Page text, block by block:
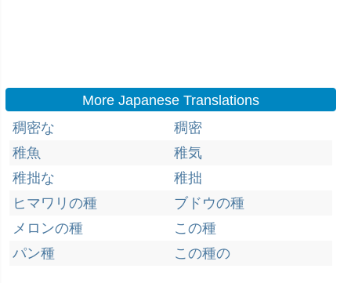
More Japanese Translations
稠密な
稠密
稚魚
稚気
稚拙な
稚拙
ヒマワリの種
ブドウの種
メロンの種
この種
パン種
この種の